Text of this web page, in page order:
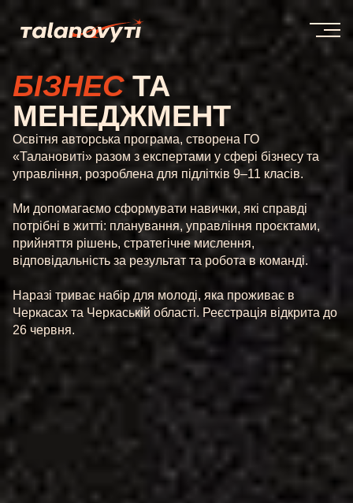
БІЗНЕСТА
МЕНЕДЖМЕНТ
Освітня авторська програма, створена ГО
«Талановиті» разом з експертами у сфері бізнесу та
управління, розроблена для підлітків 9–11 класів.
Ми допомагаємо сформувати навички, які справді
потрібні в житті: планування, управління проєктами,
прийняття рішень, стратегічне мислення,
відповідальність за результат та робота в команді.
Наразі триває набір для молоді, яка проживає в
Черкасах та Черкаській області. Реєстрація відкрита до
26 червня.